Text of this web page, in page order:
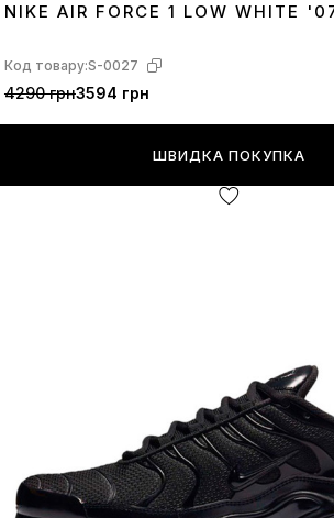
3637 38 39 40414243 4445
NIKE AIR FORCE 1 LOW WHITE
Код товару:S-0027
4290 грн3594 грн
ШВИДКА ПОКУПКА